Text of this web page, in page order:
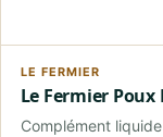
LE FERMIER
Le Fermier
Complément